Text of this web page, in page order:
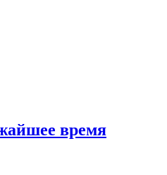
время